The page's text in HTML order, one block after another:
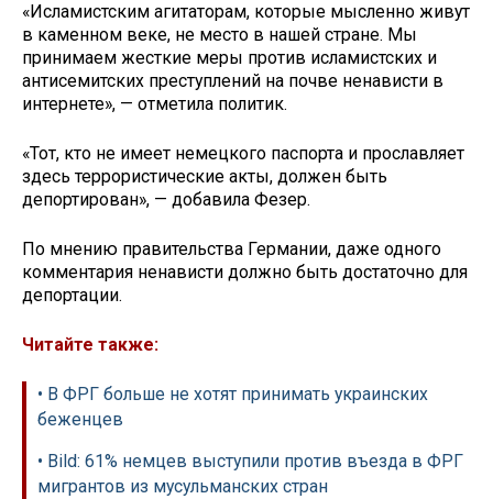
«Исламистским агитаторам, которые мысленно живут
в каменном веке, не место в нашей стране. Мы
принимаем жесткие меры против исламистских и
антисемитских преступлений на почве ненависти в
интернете», — отметила политик.
«Тот, кто не имеет немецкого паспорта и прославляет
здесь террористические акты, должен быть
депортирован», — добавила Фезер.
По мнению правительства Германии, даже одного
комментария ненависти должно быть достаточно для
депортации.
Читайте также:
• В ФРГ больше не хотят принимать украинских
беженцев
• Bild: 61% немцев выступили против въезда в ФРГ
мигрантов из мусульманских стран